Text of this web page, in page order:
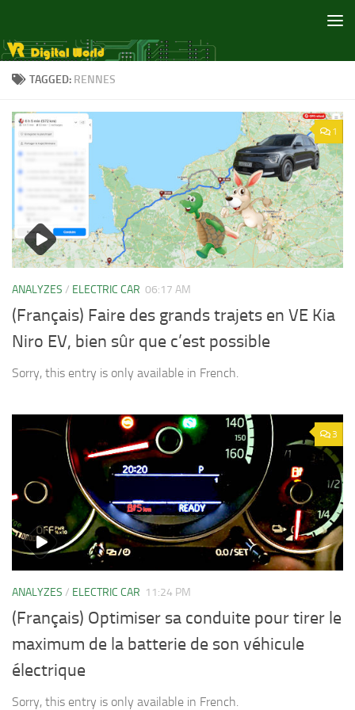
TAGGED: RENNES
1
ANALYZES / ELECTRIC CAR 06:17 AM
(Français) Faire des grands trajets en VE Kia
Niro EV, bien sûr que c’est possible
Sorry, this entry is only available in French.
3
ANALYZES / ELECTRIC CAR 11:24 PM
(Français) Optimiser sa conduite pour tirer le
maximum de la batterie de son véhicule
électrique
Sorry, this entry is only available in French.